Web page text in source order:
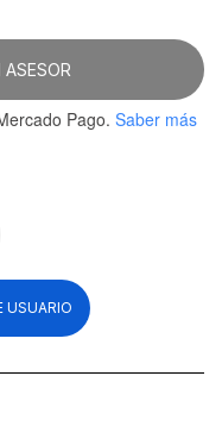
Pago. Saber más
USUARIO